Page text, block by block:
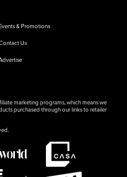
& Promotions
Us
marketing programs, which means we
purchased through our links to retailer